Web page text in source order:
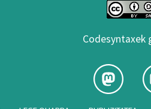
Codesyntaxek